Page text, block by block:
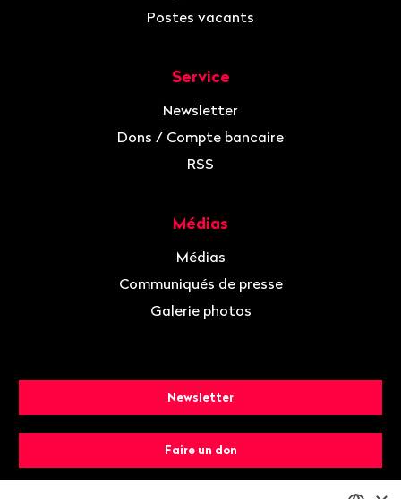
Postes vacants
Service
Newsletter
Dons / Compte bancaire
RSS
Médias
Médias
Communiqués de presse
Galerie photos
Newsletter
Faire un don